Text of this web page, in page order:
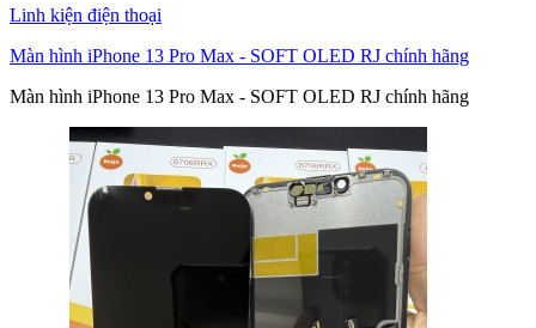
Linh kiện điện thoại
Màn hình iPhone 13 Pro Max - SOFT OLED RJ chính hãng
Màn hình iPhone 13 Pro Max - SOFT OLED RJ chính hãng